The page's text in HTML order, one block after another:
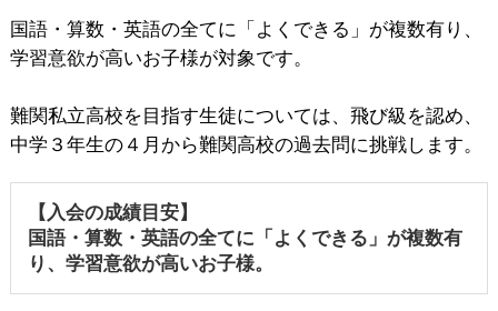
国語・算数・英語の全てに「よくできる」が複数有り、
学習意欲が高いお子様が対象です。
難関私立高校を目指す生徒については、飛び級を認め、
中学３年生の４月から難関高校の過去問に挑戦します。
【入会の成績目安】
国語・算数・英語の全てに「よくできる」が複数有
り、学習意欲が高いお子様。